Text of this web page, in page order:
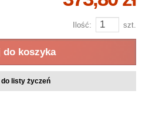
Ilość: szt.
do koszyka
do listy życzeń